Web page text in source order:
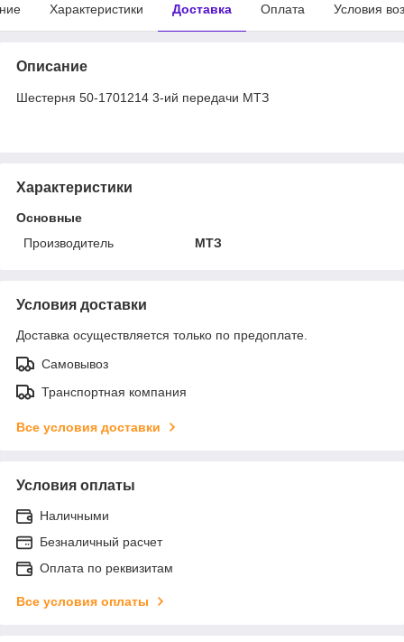
Характеристики Доставка Оплата Условия
Описание
Шестерня 50-1701214 3-ий передачи МТЗ
Характеристики
Основные
Производитель
МТЗ
Условия доставки
Доставка осуществляется только по предоплате.
Самовывоз
Транспортная компания
Все условия доставки
Условия оплаты
Наличными
Безналичный расчет
Оплата по реквизитам
Все условия оплаты